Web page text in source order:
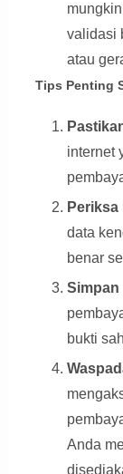
validasi
atau
Tips Penting
internet
data
benar
Simpan
bukti
Anda